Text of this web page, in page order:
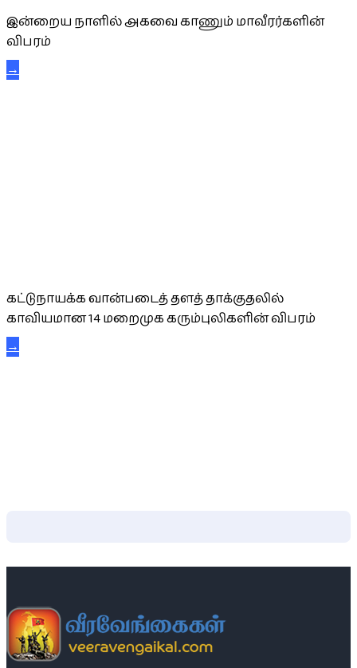
இன்றைய நாளில் அகவை காணும் மாவீரர்களின்
விபரம்
→
கட்டுநாயக்க வான்படைத் தளத் தாக்குதலில்
காவியமான 14 மறைமுக கரும்புலிகளின் விபரம்
→